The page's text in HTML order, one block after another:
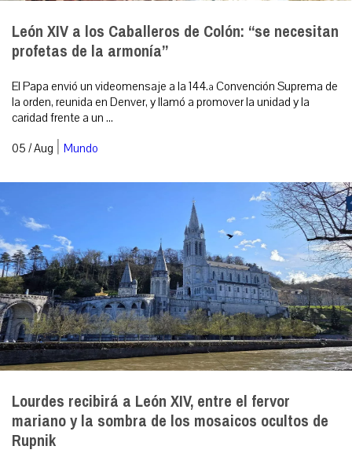
León XIV a los Caballeros de Colón: “se necesitan
profetas de la armonía”
El Papa envió un videomensaje a la 144.ª Convención Suprema de
la orden, reunida en Denver, y llamó a promover la unidad y la
caridad frente a un ...
05 / Aug | Mundo
Lourdes recibirá a León XIV, entre el fervor
mariano y la sombra de los mosaicos ocultos de
Rupnik